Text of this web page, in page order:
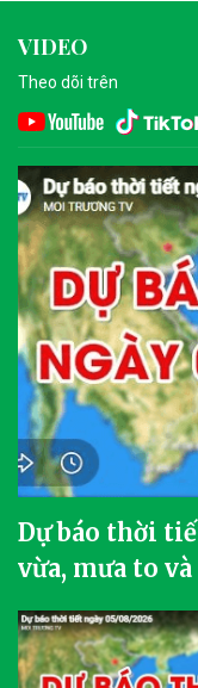
VIDEO
Theo dõi trên
Dự báo thời
vừa, mưa to